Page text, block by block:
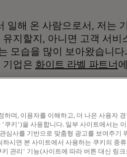
일해 온 사람으로서, 저는
지할지, 아니면 고객 서비
모습을 많이 보아왔습니
기업은 화이트 라벨 파트너
상황에 직면하므로, 각 회
게 똑같이 적용되는 선택
아웃소싱하기로 선택한
. 반대로 이 문제로 어려움
은 상대적으로 좋지 않은
하며, 이용자를 이해하고, 더 나은 사용자
쿠키')을 사용합니다. 일부 사이트에서는
심사를 기반으로 맞춤형 광고를 보여주기
시면 본 사이트에서 사용하는 쿠키의 종
관리' 기능(사이트에 따라 버튼 대신 링크